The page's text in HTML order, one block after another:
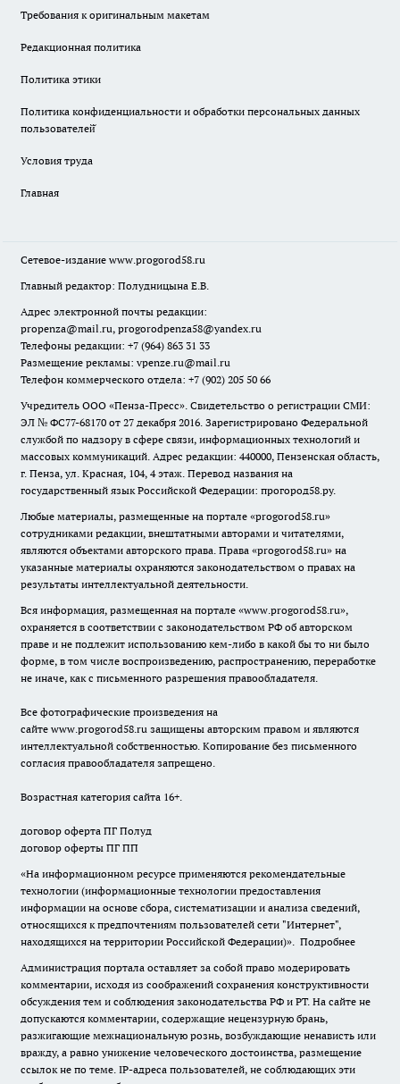
Требования к оригинальным макетам
Редакционная политика
Политика этики
Политика конфиденциальности и обработки персональных данных
пользователей̆
Условия труда
Главная
Сетевое-издание www.progorod58.ru
Главный редактор: Полудницына Е.В.
Адрес электронной почты редакции:
propenza@mail.ru, progorodpenza58@yandex.ru
Телефоны редакции: +7 (964) 863 31 33
Размещение рекламы: vpenze.ru@mail.ru
Телефон коммерческого отдела: +7 (902) 205 50 66
Учредитель ООО «Пенза-Пресс». Свидетельство о регистрации СМИ:
ЭЛ № ФС77-68170 от 27 декабря 2016. Зарегистрировано Федеральной
службой по надзору в сфере связи, информационных технологий и
массовых коммуникаций. Адрес редакции: 440000, Пензенская область,
г. Пенза, ул. Красная, 104, 4 этаж. Перевод названия на
государственный язык Российской Федерации: прогород58.ру.
Любые материалы, размещенные на портале «progorod58.ru»
сотрудниками редакции, внештатными авторами и читателями,
являются объектами авторского права. Права «progorod58.ru» на
указанные материалы охраняются законодательством о правах на
результаты интеллектуальной деятельности.
Вся информация, размещенная на портале «www.progorod58.ru»,
охраняется в соответствии с законодательством РФ об авторском
праве и не подлежит использованию кем-либо в какой бы то ни было
форме, в том числе воспроизведению, распространению, переработке
не иначе, как с письменного разрешения правообладателя.
Все фотографические произведения на
сайте www.progorod58.ru защищены авторским правом и являются
интеллектуальной собственностью. Копирование без письменного
согласия правообладателя запрещено.
Возрастная категория сайта 16+.
договор оферта ПГ Полуд
договор оферты ПГ ПП
«На информационном ресурсе применяются рекомендательные
технологии (информационные технологии предоставления
информации на основе сбора, систематизации и анализа сведений,
относящихся к предпочтениям пользователей сети "Интернет",
находящихся на территории Российской Федерации)». Подробнее
Администрация портала оставляет за собой право модерировать
комментарии, исходя из соображений сохранения конструктивности
обсуждения тем и соблюдения законодательства РФ и РТ. На сайте не
допускаются комментарии, содержащие нецензурную брань,
разжигающие межнациональную рознь, возбуждающие ненависть или
вражду, а равно унижение человеческого достоинства, размещение
ссылок не по теме. IP-адреса пользователей, не соблюдающих эти